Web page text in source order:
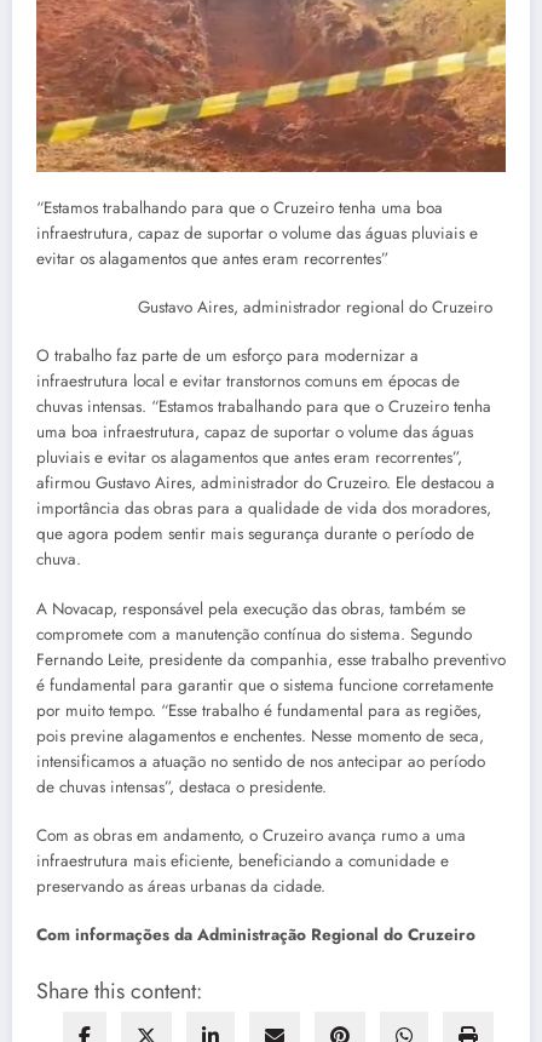
“Estamos trabalhando para que o Cruzeiro tenha uma boa
infraestrutura, capaz de suportar o volume das águas pluviais e
evitar os alagamentos que antes eram recorrentes”
Gustavo Aires, administrador regional do Cruzeiro
O trabalho faz parte de um esforço para modernizar a
infraestrutura local e evitar transtornos comuns em épocas de
chuvas intensas. “Estamos trabalhando para que o Cruzeiro tenha
uma boa infraestrutura, capaz de suportar o volume das águas
pluviais e evitar os alagamentos que antes eram recorrentes”,
afirmou Gustavo Aires, administrador do Cruzeiro. Ele destacou a
importância das obras para a qualidade de vida dos moradores,
que agora podem sentir mais segurança durante o período de
chuva.
A Novacap, responsável pela execução das obras, também se
compromete com a manutenção contínua do sistema. Segundo
Fernando Leite, presidente da companhia, esse trabalho preventivo
é fundamental para garantir que o sistema funcione corretamente
por muito tempo. “Esse trabalho é fundamental para as regiões,
pois previne alagamentos e enchentes. Nesse momento de seca,
intensificamos a atuação no sentido de nos antecipar ao período
de chuvas intensas”, destaca o presidente.
Com as obras em andamento, o Cruzeiro avança rumo a uma
infraestrutura mais eficiente, beneficiando a comunidade e
preservando as áreas urbanas da cidade.
Com informações da Administração Regional do Cruzeiro
Share this content: